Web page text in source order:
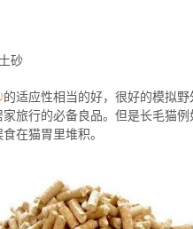
砂
的适应性相当的好，很好的模拟
家旅行的必备良品。但是长毛猫
在猫胃里堆积。